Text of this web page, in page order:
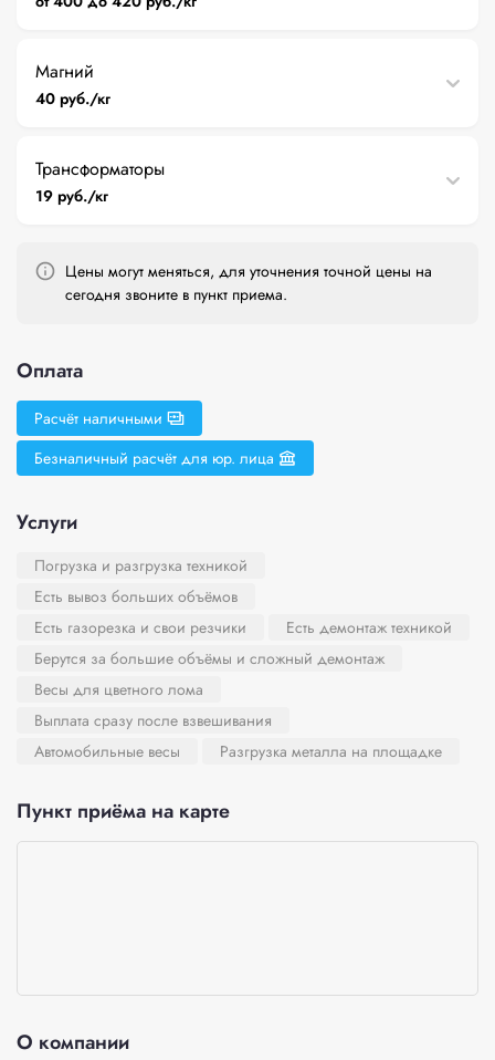
Магний
40 руб./кг
Трансформаторы
19 руб./кг
Цены могут меняться, для уточнения точной цены на
сегодня звоните в пункт приема.
Оплата
Расчёт наличными
Безналичный расчёт для юр. лица
Услуги
Погрузка и разгрузка техникой
Есть вывоз больших объёмов
Есть газорезка и свои резчики
Есть демонтаж техникой
Берутся за большие объёмы и сложный демонтаж
Весы для цветного лома
Выплата сразу после взвешивания
Автомобильные весы
Разгрузка металла на площадке
Пункт приёма на карте
О компании